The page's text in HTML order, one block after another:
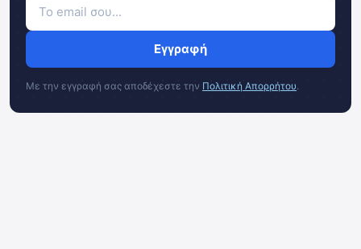
Εγγραφή
Με την εγγραφή σας αποδέχεστε την Πολιτική Απορρήτου.